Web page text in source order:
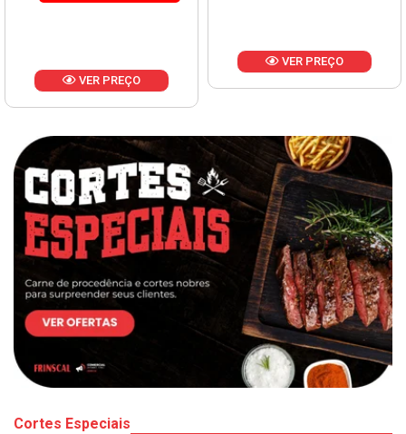
VER PREÇO
VER PREÇO
Cortes Especiais